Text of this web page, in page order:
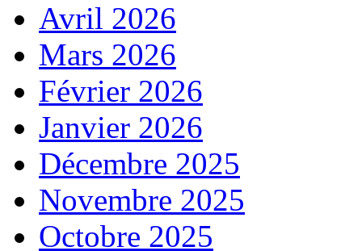
Avril 2026
Mars 2026
Février 2026
Janvier 2026
Décembre 2025
Novembre 2025
Octobre 2025